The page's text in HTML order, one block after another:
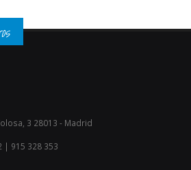
3 28013 - Madrid
| 915 328 353